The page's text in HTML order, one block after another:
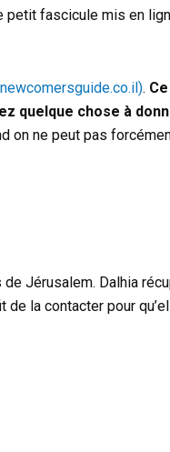
fascicule mis en
.
quelque chose à
on ne peut pas
Jérusalem. Dalhia
la contacter pour